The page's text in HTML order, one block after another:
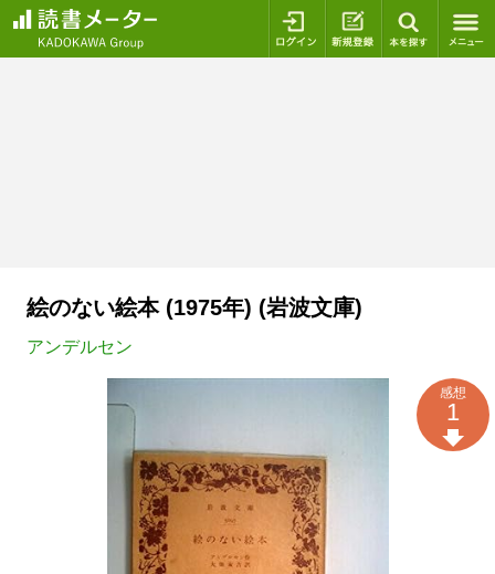
ログイン 新規登録
絵のない絵本 (1975年) (岩波文庫)
アンデルセン
感想
1